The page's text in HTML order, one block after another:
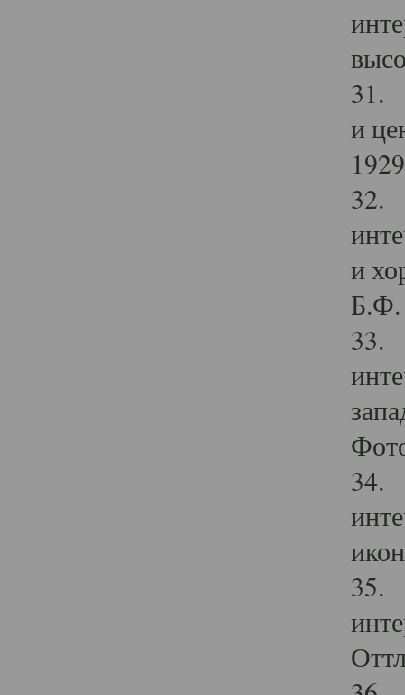
31.
и
32.
и
Б.Ф.
33.
34.
35.